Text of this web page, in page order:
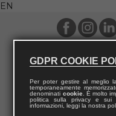
EN
GDPR COOKIE
Per poter gestire al meglio
temporaneamente
denominati cookie. È molto
politica sulla privacy e sui
informazioni, leggi la nostra